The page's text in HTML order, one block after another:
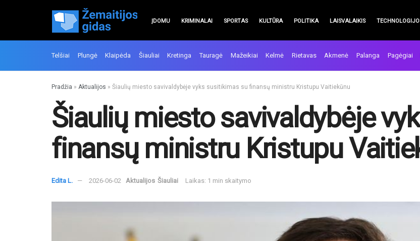
ĮDOMU KRIMINALAI SPORTAS KULTŪRA POLITIKA LAISVALAIKIS
Telšiai Plungė Klaipėda Šiauliai Kretinga Tauragė Mažeikiai Kelmė Rietavas Akmenė Palanga Pagėgiai
Pradžia » Aktualijos » Šiaulių miesto savivaldybėje vyks susitikimas su finansų ministru Kristupu Vaitiekūnu
Šiaulių miesto savivaldybėje
finansų ministru Kristupu
Edita L. 2026-06-02 Aktualijos Šiauliai Laikas: 1 min skaitymo